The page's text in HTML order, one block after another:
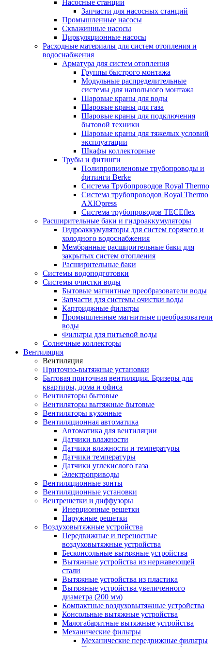
Насосные станции
Запчасти для насосных станций
Промышленные насосы
Скважинные насосы
Циркуляционные насосы
Расходные материалы для систем отопления и
водоснабжения
Арматура для систем отопления
Группы быстрого монтажа
Модульные распределительные
системы для напольного монтажа
Шаровые краны для воды
Шаровые краны для газа
Шаровые краны для подключения
бытовой техники
Шаровые краны для тяжелых условий
эксплуатации
Шкафы коллекторные
Трубы и фитинги
Полипропиленовые трубопроводы и
фитинги Berke
Система Трубопроводов Royal Thermo
Система трубопроводов Royal Thermo
AXIOpress
Система трубопроводов TECEflex
Расширительные баки и гидроаккумуляторы
Гидроаккумуляторы для систем горячего и
холодного водоснабжения
Мембранные расширительные баки для
закрытых систем отопления
Расширительные баки
Системы водоподготовки
Системы очистки воды
Бытовые магнитные преобразователи воды
Запчасти для системы очистки воды
Картриджные фильтры
Промышленные магнитные преобразователи
воды
Фильтры для питьевой воды
Солнечные коллекторы
Вентиляция
Вентиляция
Приточно-вытяжные установки
Бытовая приточная вентиляция. Бризеры для
квартиры, дома и офиса
Вентиляторы бытовые
Вентиляторы вытяжные бытовые
Вентиляторы кухонные
Вентиляционная автоматика
Автоматика для вентиляции
Датчики влажности
Датчики влажности и температуры
Датчики температуры
Датчики углекислого газа
Электроприводы
Вентиляционные зонты
Вентиляционные установки
Вентрешетки и диффузоры
Инерционные решетки
Наружные решетки
Воздуховытяжные устройства
Передвижные и переносные
воздуховытяжные устройства
Бесконсольные вытяжные устройства
Вытяжные устройства из нержавеющей
стали
Вытяжные устройства из пластика
Вытяжные устройства увеличенного
диаметра (200 мм)
Компактные воздуховытяжные устройства
Консольные вытяжные устройства
Малогабаритные вытяжные устройства
Механические фильтры
Механические передвижные фильтры